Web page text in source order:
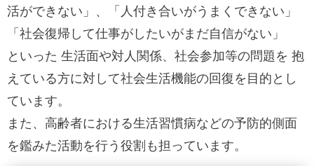
活ができない」、「人付き合いがうまくできない」
「社会復帰して仕事がしたいがまだ自信がない」
といった 生活面や対人関係、社会参加等の問題を 抱
えている方に対して社会生活機能の回復を目的とし
ています。
また、高齢者における生活習慣病などの予防的側面
を鑑みた活動を行う役割も担っています。